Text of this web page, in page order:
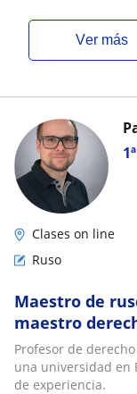
ver más
Clases on line
Ruso
Maestro de
maestro
Profesor de
una universidad en
de experiencia.